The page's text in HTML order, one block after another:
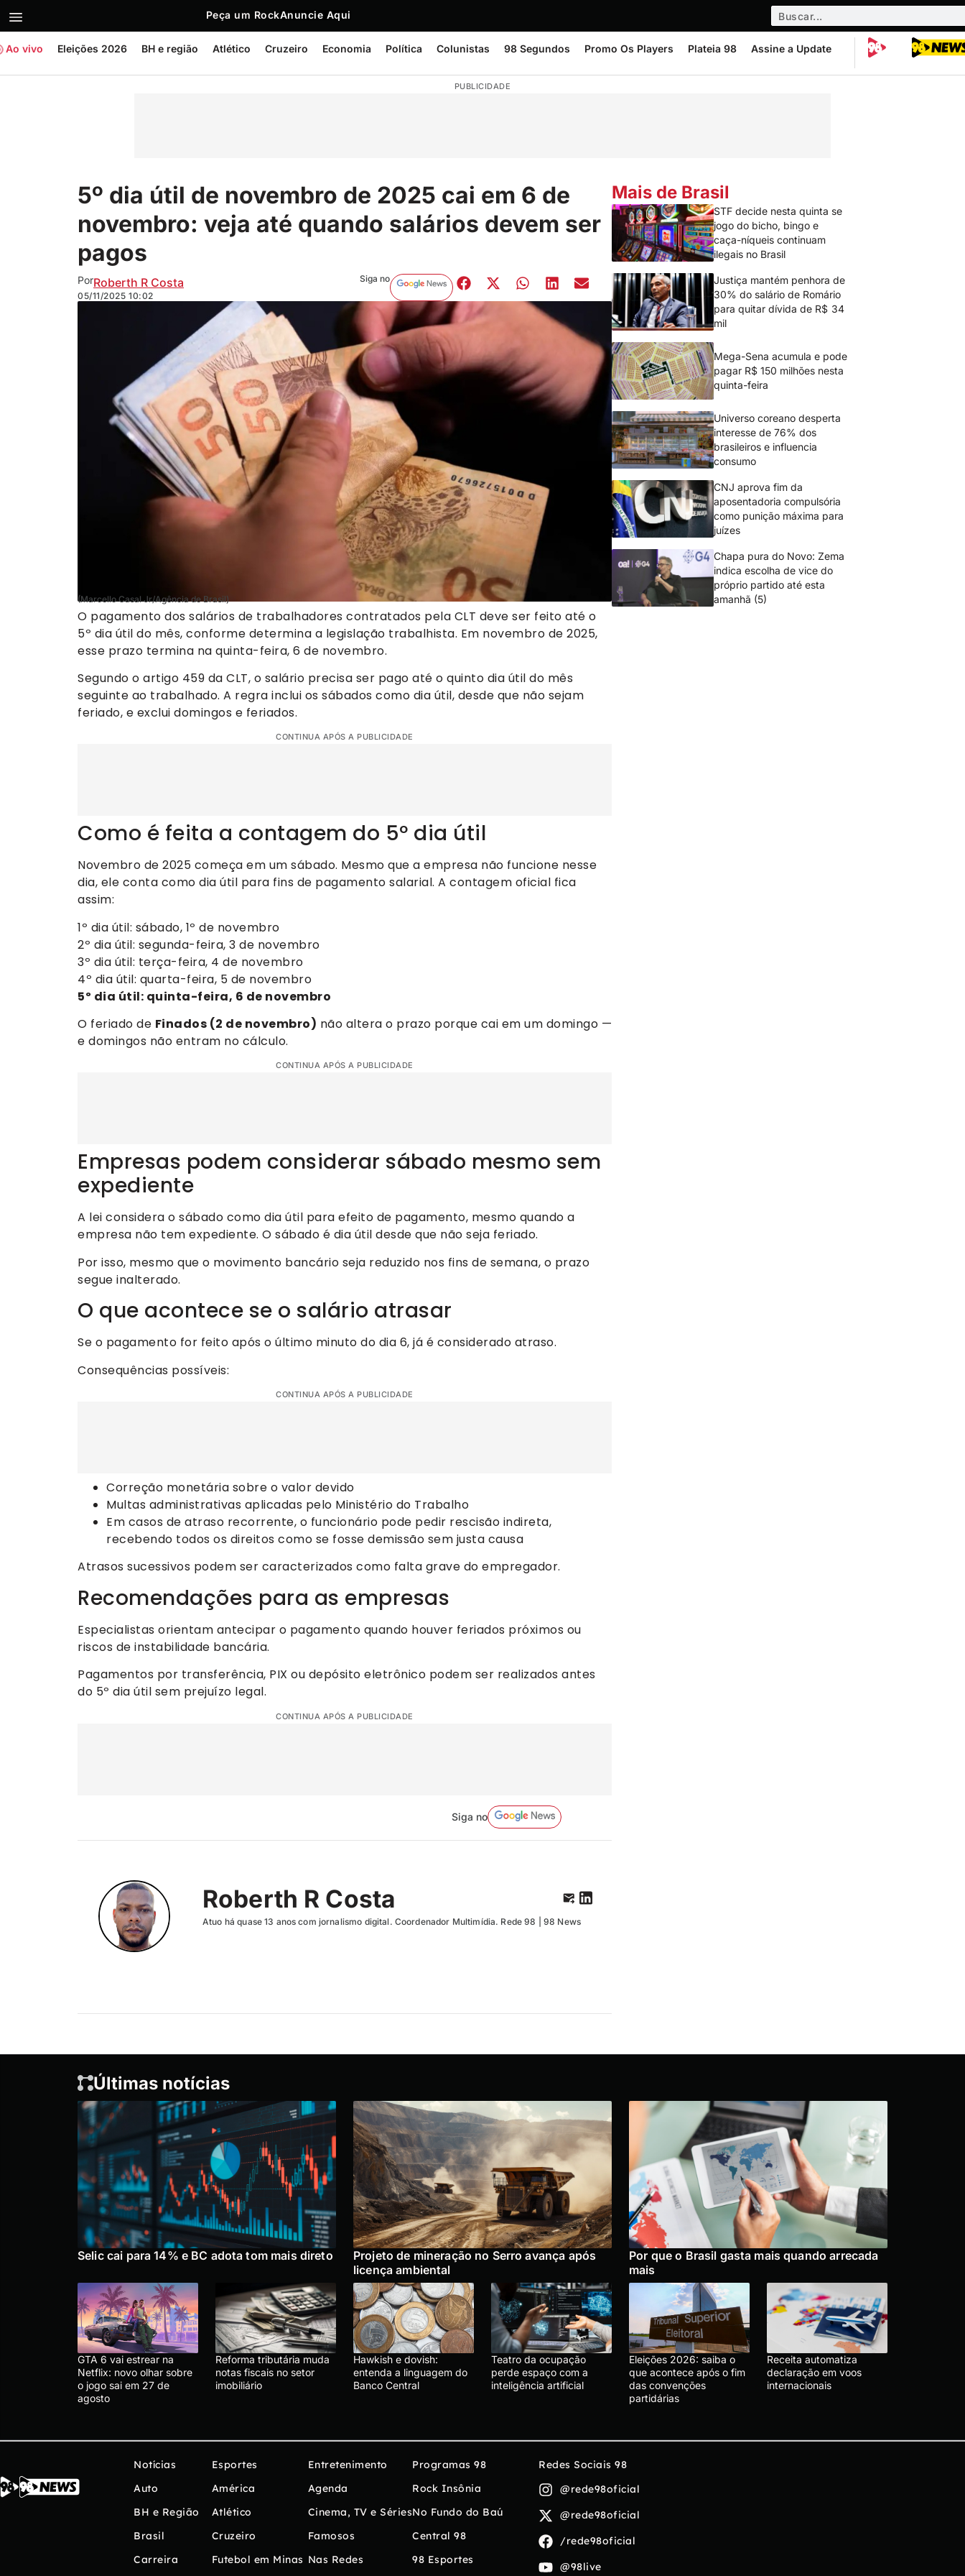
Peça um RockAnuncie Aqui
Ao vivo Eleições 2026 BH e região Atlético Cruzeiro Economia Política Colunistas 98 Segundos Promo Os Players Plateia 98 Assine a Update
PUBLICIDADE
5º dia útil de novembro de 2025 cai em 6 de
novembro: veja até quando salários devem ser
pagos
PorRoberth R Costa
05/11/2025 10:02
Siga no
(Marcello Casal Jr/Agência de Brasil)
O pagamento dos salários de trabalhadores contratados pela CLT deve ser feito até o
5º dia útil do mês, conforme determina a legislação trabalhista. Em novembro de 2025,
esse prazo termina na quinta-feira, 6 de novembro.
Segundo o artigo 459 da CLT, o salário precisa ser pago até o quinto dia útil do mês
seguinte ao trabalhado. A regra inclui os sábados como dia útil, desde que não sejam
feriado, e exclui domingos e feriados.
CONTINUA APÓS A PUBLICIDADE
Como é feita a contagem do 5º dia útil
Novembro de 2025 começa em um sábado. Mesmo que a empresa não funcione nesse
dia, ele conta como dia útil para fins de pagamento salarial. A contagem oficial fica
assim:
1º dia útil: sábado, 1º de novembro
2º dia útil: segunda-feira, 3 de novembro
3º dia útil: terça-feira, 4 de novembro
4º dia útil: quarta-feira, 5 de novembro
5º dia útil: quinta-feira, 6 de novembro
O feriado de Finados (2 de novembro) não altera o prazo porque cai em um domingo —
e domingos não entram no cálculo.
CONTINUA APÓS A PUBLICIDADE
Empresas podem considerar sábado mesmo sem
expediente
A lei considera o sábado como dia útil para efeito de pagamento, mesmo quando a
empresa não tem expediente. O sábado é dia útil desde que não seja feriado.
Por isso, mesmo que o movimento bancário seja reduzido nos fins de semana, o prazo
segue inalterado.
O que acontece se o salário atrasar
Se o pagamento for feito após o último minuto do dia 6, já é considerado atraso.
Consequências possíveis:
CONTINUA APÓS A PUBLICIDADE
Correção monetária sobre o valor devido
Multas administrativas aplicadas pelo Ministério do Trabalho
Em casos de atraso recorrente, o funcionário pode pedir rescisão indireta,
recebendo todos os direitos como se fosse demissão sem justa causa
Atrasos sucessivos podem ser caracterizados como falta grave do empregador.
Recomendações para as empresas
Especialistas orientam antecipar o pagamento quando houver feriados próximos ou
riscos de instabilidade bancária.
Pagamentos por transferência, PIX ou depósito eletrônico podem ser realizados antes
do 5º dia útil sem prejuízo legal.
CONTINUA APÓS A PUBLICIDADE
Siga no
Roberth R Costa
Atuo há quase 13 anos com jornalismo digital. Coordenador Multimídia. Rede 98 | 98 News
Mais de Brasil
STF decide nesta quinta se
jogo do bicho, bingo e
caça-níqueis continuam
ilegais no Brasil
Justiça mantém penhora de
30% do salário de Romário
para quitar dívida de R$ 34
mil
Mega-Sena acumula e pode
pagar R$ 150 milhões nesta
quinta-feira
Universo coreano desperta
interesse de 76% dos
brasileiros e influencia
consumo
CNJ aprova fim da
aposentadoria compulsória
como punição máxima para
juízes
Chapa pura do Novo: Zema
indica escolha de vice do
próprio partido até esta
amanhã (5)
Últimas notícias
Selic cai para 14% e BC adota tom mais direto
Projeto de mineração no Serro avança após
licença ambiental
Por que o Brasil gasta mais quando arrecada
mais
GTA 6 vai estrear na
Netflix: novo olhar sobre
o jogo sai em 27 de
agosto
Reforma tributária muda
notas fiscais no setor
imobiliário
Hawkish e dovish:
entenda a linguagem do
Banco Central
Teatro da ocupação
perde espaço com a
inteligência artificial
Eleições 2026: saiba o
que acontece após o fim
das convenções
partidárias
Receita automatiza
declaração em voos
internacionais
Notícias
Auto
BH e Região
Brasil
Carreira
Esportes
América
Atlético
Cruzeiro
Futebol em Minas
Entretenimento
Agenda
Cinema, TV e Séries
Famosos
Nas Redes
Programas 98
Rock Insônia
No Fundo do Baú
Central 98
98 Esportes
Redes Sociais 98
@rede98oficial
@rede98oficial
/rede98oficial
@98live